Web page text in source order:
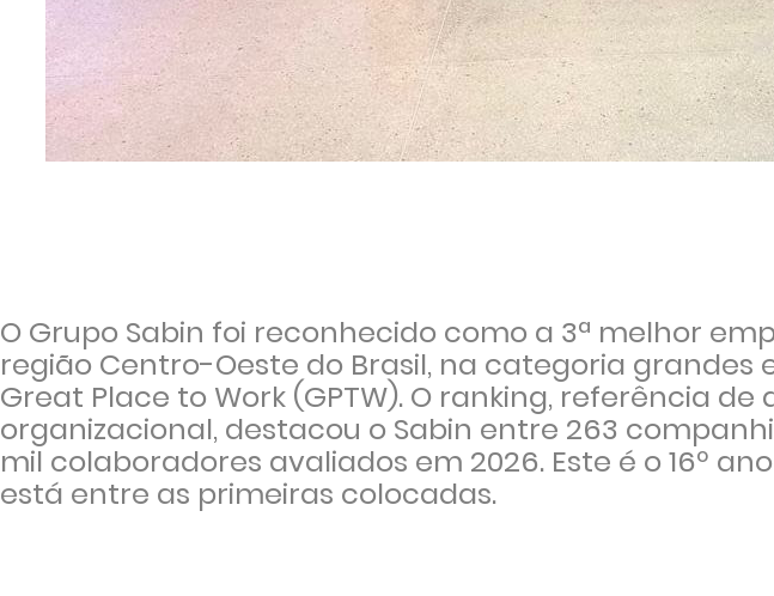
O Grupo Sabin foi reconhecido como a 3ª melhor
região Centro-Oeste do Brasil, na categoria grandes
Great Place to Work (GPTW). O ranking, referência
organizacional, destacou o Sabin entre 263
mil colaboradores avaliados em 2026. Este é o 16º
está entre as primeiras colocadas.